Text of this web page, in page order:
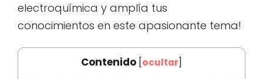
electroquímica y amplía tus
conocimientos en este apasionante tema!
Contenido [ocultar]